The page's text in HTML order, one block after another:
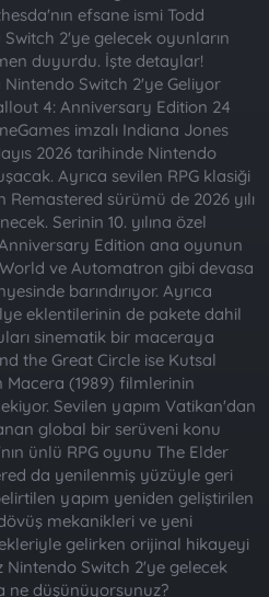
efsane ismi Todd
2'ye gelecek oyunların
duyurdu. İşte detaylar!
Nintendo Switch 2'ye Geliyor
4: Anniversary Edition 24
imzalı Indiana Jones
2026 tarihinde Nintendo
Ayrıca sevilen RPG klasiği
sürümü de 2026 yılı
Serinin 10. yılına özel
Edition ana oyunun
ve Automatron gibi devasa
barındırıyor. Ayrıca
eklentilerinin de pakete dahil
sinematik bir maceraya
the Great Circle ise Kutsal
Macera (1989) filmlerinin
Sevilen yapım Vatikan'dan
global bir serüveni konu
ünlü RPG oyunu The Elder
da yenilenmiş yüzüyle geri
yapım yeniden geliştirilen
mekanikleri ve yeni
gelirken orijinal hikayeyi
Switch 2'ye gelecek
ne düşünüyorsunuz?